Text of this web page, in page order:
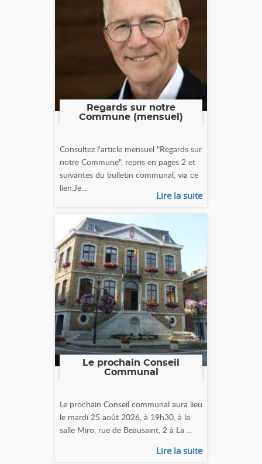
Regards sur notre
Commune (mensuel)
Consultez l'article mensuel "Regards sur
notre Commune", repris en pages 2 et
suivantes du bulletin communal, via ce
lien.Je...
Lire la suite
Le prochain Conseil
Communal
Le prochain Conseil communal aura lieu
le mardi 25 août 2026, à 19h30, à la
salle Miro, rue de Beausaint, 2 à La ...
Lire la suite